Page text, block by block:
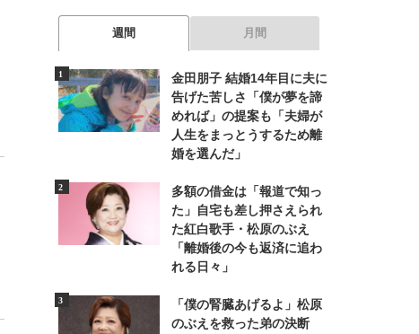
週間 月間
金田朋子 結婚14年目に夫に
告げた苦しさ「僕が夢を諦
めれば」の提案も「夫婦が
人生をまっとうするため離
婚を選んだ」
多額の借金は「報道で知っ
た」自宅も差し押さえられ
た紅白歌手・松原のぶえ
「離婚後の今も返済に追わ
れる日々」
「僕の腎臓あげるよ」松原
のぶえを救った弟の決断